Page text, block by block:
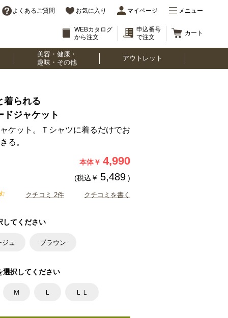
よくあるご質問 お気に入り マイページ メニュー
WEBカタログ
から注文
申込番号
で注文
カート
美容・健康・
趣味・その他
アウトレット
着られる
ドジャケット
ケット。Ｔシャツに着るだけでお
る。
本体￥ 4,990
(税込￥ 5,489 )
クチコミ 2件 クチコミを書く
してください
ュ ブラウン
選択してください
Ｍ Ｌ ＬＬ